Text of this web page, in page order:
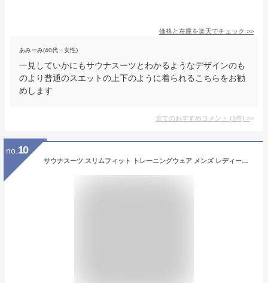
価格と在庫を楽天でチェック >>
あみーみ(40代・女性)
一見していかにもサウナスーツとわかるようなデザインのも
のより普通のスエットの上下のように着られるこちらをお勧
めします
全てのおすすめコメント (1件) >
no. 10
サウナスーツ スリムフィット トレーニングウェア メンズ レディース 超 発汗 ダイエット ウォーキング ウェア 大きいサイズ 3L 4L 2XL 3XL 男女兼用 洗える おしゃれ ストレッチ 洗濯 ランニング ウェア 筋トレ 汗 軽量 上下 ユニセックス stan